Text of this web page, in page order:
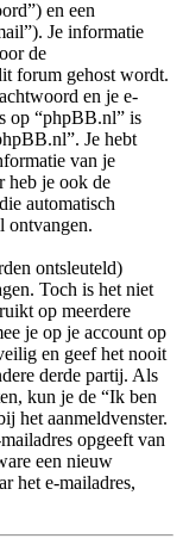
en een
Je informatie
de
forum gehost wordt.
en je e-
op “phpBB.nl” is
Je hebt
van je
heb je ook de
automatisch
ontvangen.
ontsleuteld)
Toch is het niet
op meerdere
je op je account op
en geef het nooit
derde partij. Als
kun je de “Ik ben
het aanmeldvenster.
opgeeft van
een nieuw
het e-mailadres,